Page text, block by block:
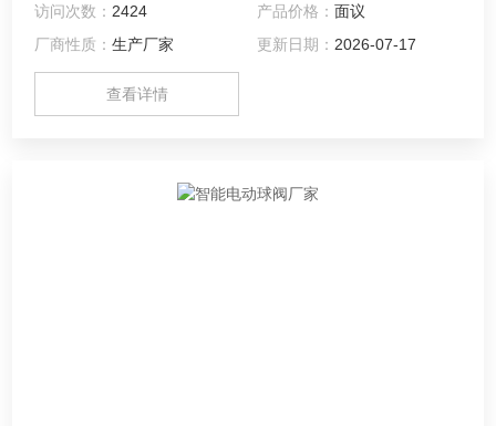
的切断和流通。
访问次数： 2424 产品价格： 面议
厂商性质：生产厂家 更新日期： 2026-07-17
查看详情